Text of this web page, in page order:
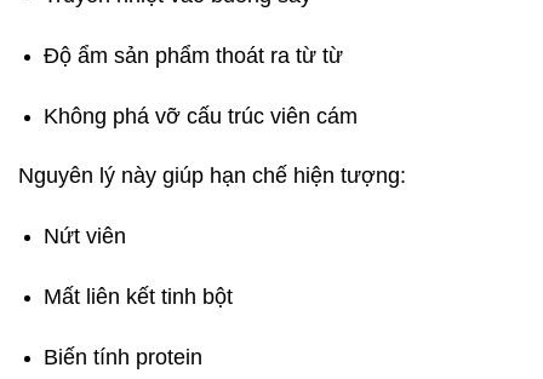
Độ ẩm sản phẩm thoát ra từ từ
Không phá vỡ cấu trúc viên cám
Nguyên lý này giúp hạn chế hiện tượng:
Nứt viên
Mất liên kết tinh bột
Biến tính protein